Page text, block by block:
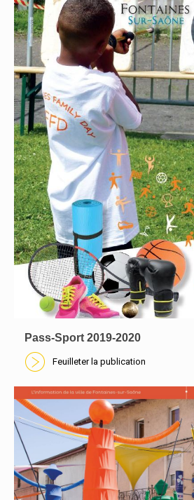
En savoir plus
Pass-Sport 2019-2020
Feuilleter la publication